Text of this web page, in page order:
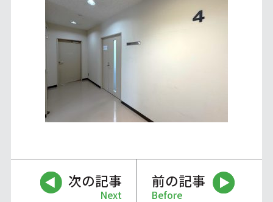
次の記事
Next
前の記事
Before